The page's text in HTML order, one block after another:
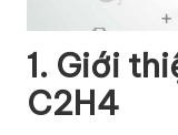
1. Giới
C2H4